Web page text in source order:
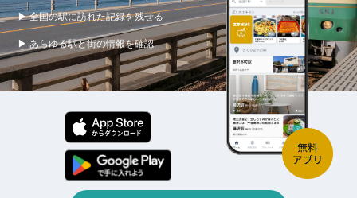
▶ 全国の駅に訪れた記録を残せる
▶ あらゆる駅と街の情報を確認